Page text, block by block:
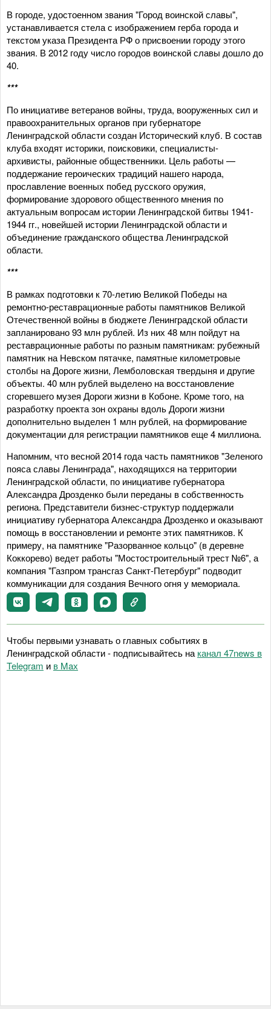
В городе, удостоенном звания "Город воинской славы",
устанавливается стела с изображением герба города и
текстом указа Президента РФ о присвоении городу этого
звания. В 2012 году число городов воинской славы дошло до
40.
***
По инициативе ветеранов войны, труда, вооруженных сил и
правоохранительных органов при губернаторе
Ленинградской области создан Исторический клуб. В состав
клуба входят историки, поисковики, специалисты-
архивисты, районные общественники. Цель работы —
поддержание героических традиций нашего народа,
прославление военных побед русского оружия,
формирование здорового общественного мнения по
актуальным вопросам истории Ленинградской битвы 1941-
1944 гг., новейшей истории Ленинградской области и
объединение гражданского общества Ленинградской
области.
***
В рамках подготовки к 70-летию Великой Победы на
ремонтно-реставрационные работы памятников Великой
Отечественной войны в бюджете Ленинградской области
запланировано 93 млн рублей. Из них 48 млн пойдут на
реставрационные работы по разным памятникам: рубежный
памятник на Невском пятачке, памятные километровые
столбы на Дороге жизни, Лемболовская твердыня и другие
объекты. 40 млн рублей выделено на восстановление
сгоревшего музея Дороги жизни в Кобоне. Кроме того, на
разработку проекта зон охраны вдоль Дороги жизни
дополнительно выделен 1 млн рублей, на формирование
документации для регистрации памятников еще 4 миллиона.
Напомним, что весной 2014 года часть памятников "Зеленого
пояса славы Ленинграда", находящихся на территории
Ленинградской области, по инициативе губернатора
Александра Дрозденко были переданы в собственность
региона. Представители бизнес-структур поддержали
инициативу губернатора Александра Дрозденко и оказывают
помощь в восстановлении и ремонте этих памятников. К
примеру, на памятнике "Разорванное кольцо" (в деревне
Коккорево) ведет работы "Мостостроительный трест №6", а
компания "Газпром трансгаз Санкт-Петербург" подводит
коммуникации для создания Вечного огня у мемориала.
Чтобы первыми узнавать о главных событиях в
Ленинградской области - подписывайтесь на канал 47news в
Telegram и в Maх